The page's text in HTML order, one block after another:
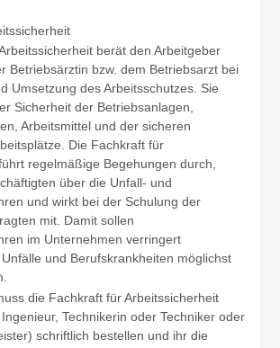
berät den Arbeitgeber
Betriebsärztin bzw. dem Betriebsarzt bei
Umsetzung des Arbeitsschutzes. Sie
Sicherheit der Betriebsanlagen,
Arbeitsmittel und der sicheren
Die Fachkraft für
regelmäßige Begehungen durch,
über die Unfall- und
und wirkt bei der Schulung der
mit. Damit sollen
im Unternehmen verringert
und Berufskrankheiten möglichst
die Fachkraft für Arbeitssicherheit
Technikerin oder Techniker oder
schriftlich bestellen und ihr die